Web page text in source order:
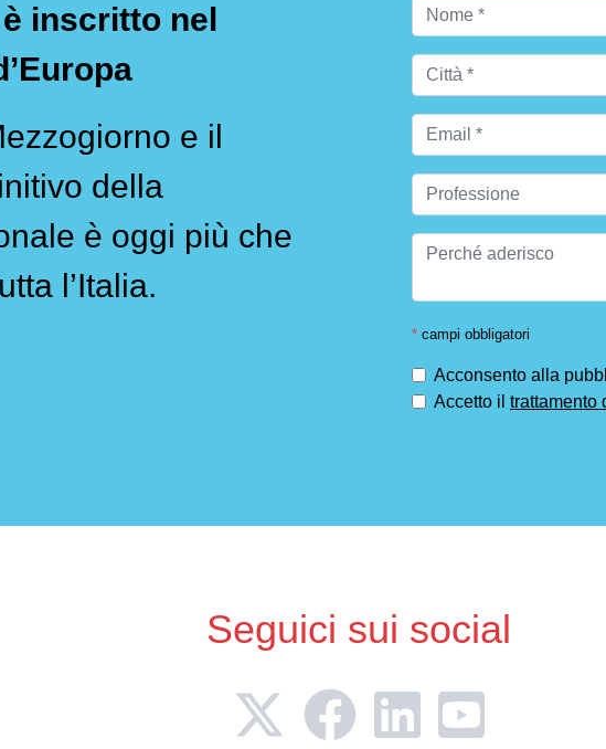
inscritto nel
e il
della
è oggi più che
l’Italia.
* campi obbligatori
Acconsento alla
Accetto il trattamento
Seguici sui social